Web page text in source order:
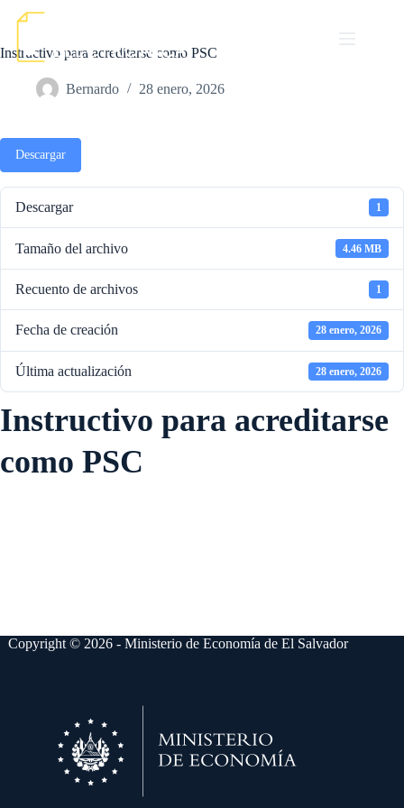
Instructivo para acreditarse como PSC
Bernardo 28 enero, 2026
Descargar
Descargar 1
Tamaño del archivo 4.46 MB
Recuento de archivos 1
Fecha de creación 28 enero, 2026
Última actualización 28 enero, 2026
Instructivo para acreditarse
como PSC
Copyright © 2026 - Ministerio de Economía de El Salvador